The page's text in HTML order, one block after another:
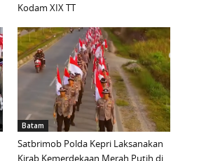
Kodam XIX TT
Batam
Satbrimob Polda Kepri Laksanakan
Kirab Kemerdekaan Merah Putih di